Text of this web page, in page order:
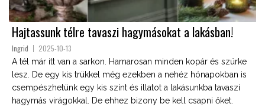
Hajtassunk télre tavaszi hagymásokat a lakásban!
Ingrid 2025-10-13
A tél már itt van a sarkon. Hamarosan minden kopár és szürke
lesz. De egy kis trükkel még ezekben a nehéz hónapokban is
csempészhetünk egy kis színt és illatot a lakásunkba tavaszi
hagymás virágokkal. De ehhez bizony be kell csapni őket.